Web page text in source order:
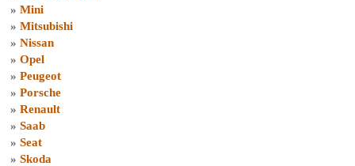
» Mini
» Mitsubishi
» Nissan
» Opel
» Peugeot
» Porsche
» Renault
» Saab
» Seat
» Skoda